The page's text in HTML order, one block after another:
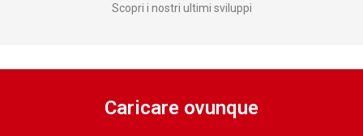
Scopri i nostri ultimi sviluppi
Caricare ovunque